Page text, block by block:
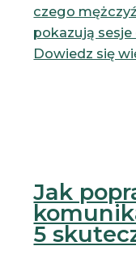
czego
pokazują
Dowiedz się
Jak
5